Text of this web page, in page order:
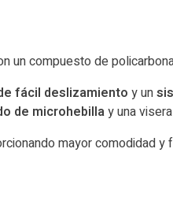
un compuesto de
fácil deslizamiento y un
de microhebillay una
mayor comodidad y